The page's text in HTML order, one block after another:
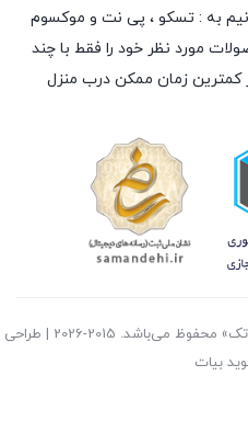
به : تسکو ، پی نت و موکسوم
مورد نظر خود را فقط با چند
زمان ممکن درب منزل
تمامی حقوق مادی و معنوی برای «جانبی تک» محفوظ می‌باشد. 2015-2026 | طراحی
بیات